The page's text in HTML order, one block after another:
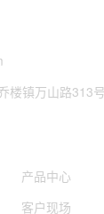
楼镇万山路313号
产品中心
客户现场